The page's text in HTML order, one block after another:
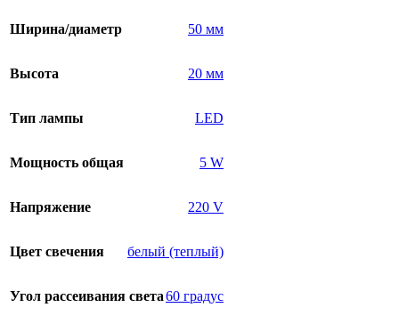
Ширина/диаметр 50 мм
Высота 20 мм
Тип лампы LED
Мощность общая 5 W
Напряжение 220 V
Цвет свечения белый (теплый)
Угол рассеивания света60 градус